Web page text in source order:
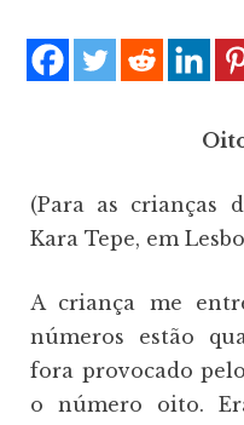
(Para as crianças
Kara Tepe, em
A criança me
números estão
fora provocado
o número oito.